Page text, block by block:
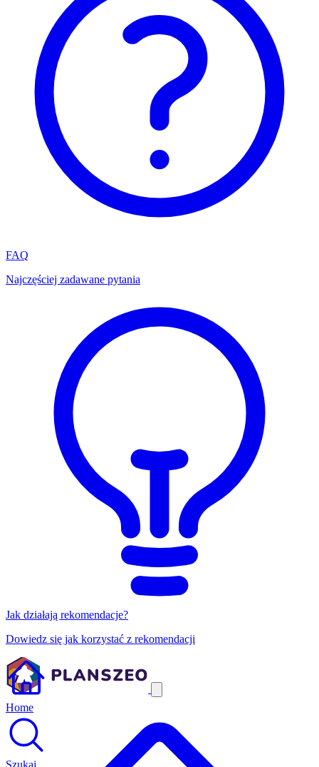
FAQ
Najczęściej zadawane pytania
Jak działają rekomendacje?
Dowiedz się jak korzystać z rekomendacji
Home
Szukaj